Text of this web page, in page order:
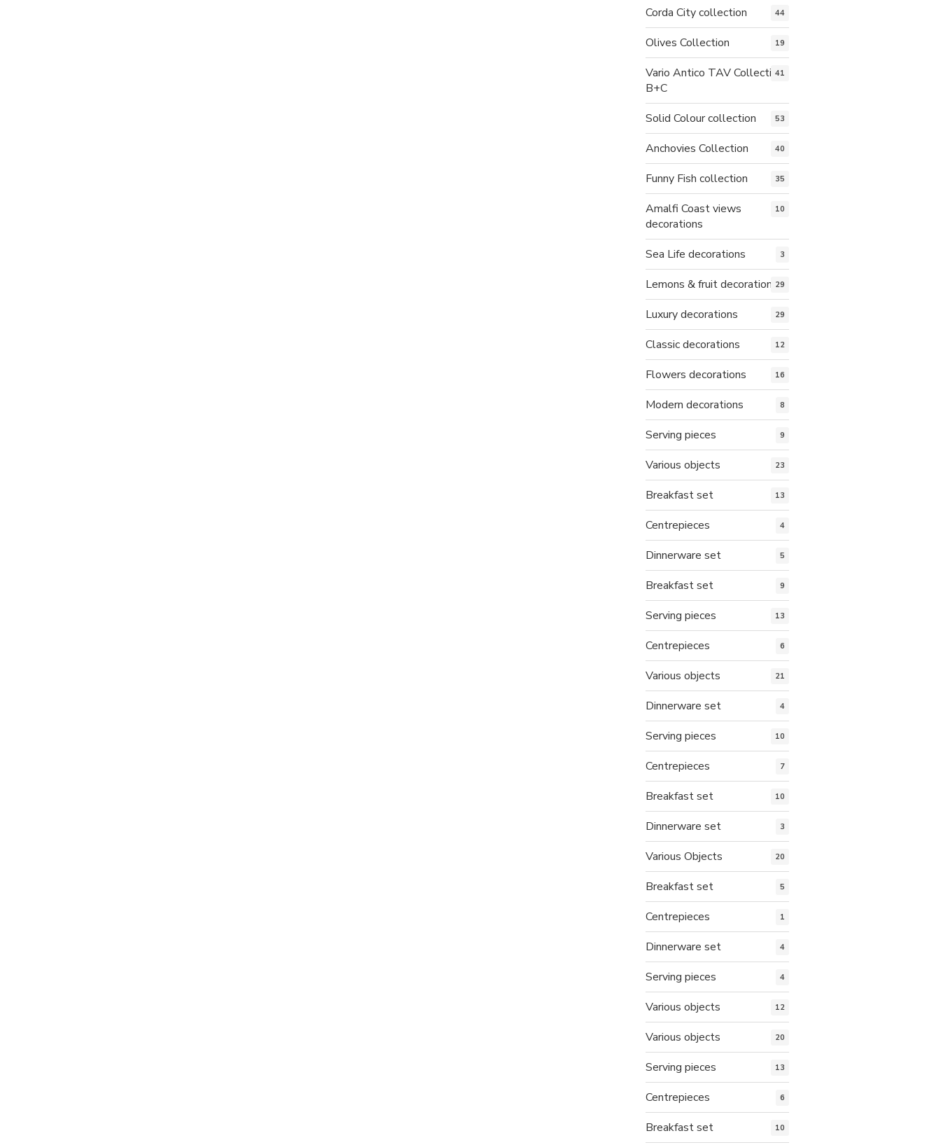
Corda City collection 44
Olives Collection 19
Vario Antico TAV Collection
B+C
41
Solid Colour collection 53
Anchovies Collection 40
Funny Fish collection 35
Amalfi Coast views
decorations
10
Sea Life decorations 3
Lemons & fruit decorations29
Luxury decorations 29
Classic decorations 12
Flowers decorations 16
Modern decorations 8
Serving pieces 9
Various objects 23
Breakfast set 13
Centrepieces 4
Dinnerware set 5
Breakfast set 9
Serving pieces 13
Centrepieces 6
Various objects 21
Dinnerware set 4
Serving pieces 10
Centrepieces 7
Breakfast set 10
Dinnerware set 3
Various Objects 20
Breakfast set 5
Centrepieces 1
Dinnerware set 4
Serving pieces 4
Various objects 12
Various objects 20
Serving pieces 13
Centrepieces 6
Breakfast set 10